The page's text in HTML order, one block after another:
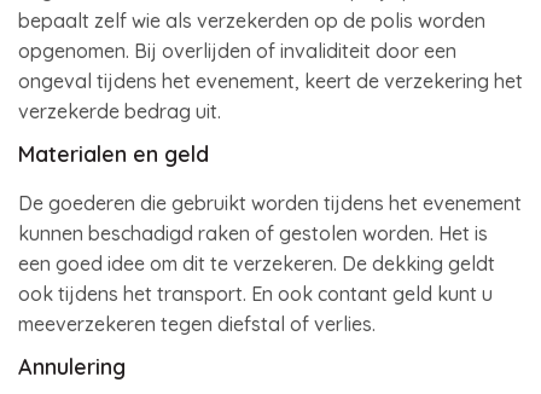
bepaalt zelf wie als verzekerden op de polis worden
opgenomen. Bij overlijden of invaliditeit door een
ongeval tijdens het evenement, keert de verzekering het
verzekerde bedrag uit.
Materialen en geld
De goederen die gebruikt worden tijdens het evenement
kunnen beschadigd raken of gestolen worden. Het is
een goed idee om dit te verzekeren. De dekking geldt
ook tijdens het transport. En ook contant geld kunt u
meeverzekeren tegen diefstal of verlies.
Annulering